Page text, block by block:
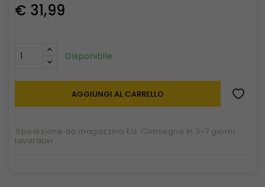
€ 31,99
Disponibile
AGGIUNGI AL CARRELLO
Spedizione da magazzino EU. Consegna in 3-7 giorni
lavorativi